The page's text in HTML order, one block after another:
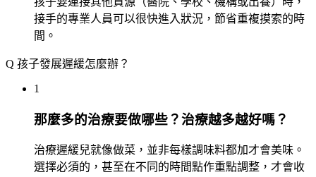
接手的專業人員可以很快進入狀況，節省重複摸索的時
間。
Q 孩子發展遲緩怎麼辦？
1
那麼多的治療要做哪些？治療越多越好嗎？
治療遲緩兒就像做菜，並非每樣調味料都加才會美味。
選擇必須的，甚至在不同的時間點作重點調整，才會收